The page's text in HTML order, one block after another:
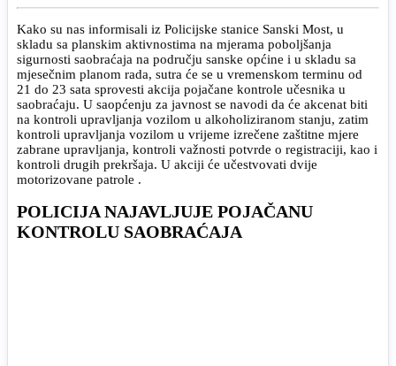
Kako su nas informisali iz Policijske stanice Sanski Most, u
skladu sa planskim aktivnostima na mjerama poboljšanja
sigurnosti saobraćaja na području sanske općine i u skladu sa
mjesečnim planom rada, sutra će se u vremenskom terminu od
21 do 23 sata sprovesti akcija pojačane kontrole učesnika u
saobraćaju. U saopćenju za javnost se navodi da će akcenat biti
na kontroli upravljanja vozilom u alkoholiziranom stanju, zatim
kontroli upravljanja vozilom u vrijeme izrečene zaštitne mjere
zabrane upravljanja, kontroli važnosti potvrde o registraciji, kao i
kontroli drugih prekršaja. U akciji će učestvovati dvije
motorizovane patrole .
POLICIJA NAJAVLJUJE POJAČANU
KONTROLU SAOBRAĆAJA